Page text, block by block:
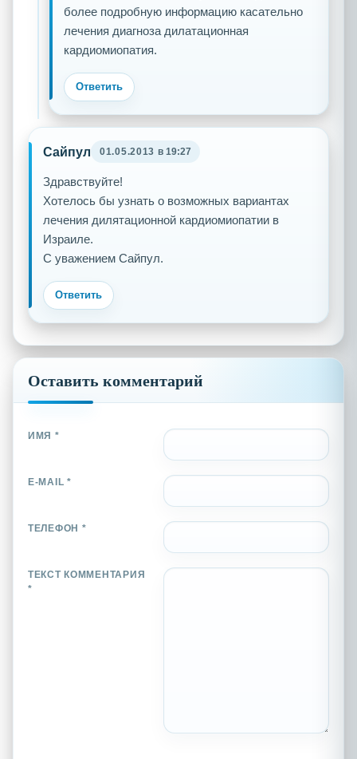
более подробную информацию касательно
лечения диагноза дилатационная
кардиомиопатия.
Ответить
Сайпул 01.05.2013 в 19:27
Здравствуйте!
Хотелось бы узнать о возможных вариантах
лечения дилятационной кардиомиопатии в
Израиле.
С уважением Сайпул.
Ответить
Оставить комментарий
ИМЯ *
E-MAIL *
ТЕЛЕФОН *
ТЕКСТ КОММЕНТАРИЯ
*